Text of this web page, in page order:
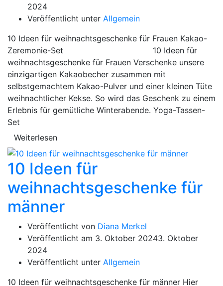
2024
Veröffentlicht unter Allgemein
10 Ideen für weihnachtsgeschenke für Frauen Kakao-
Zeremonie-Set 10 Ideen für
weihnachtsgeschenke für Frauen Verschenke unsere
einzigartigen Kakaobecher zusammen mit
selbstgemachtem Kakao-Pulver und einer kleinen Tüte
weihnachtlicher Kekse. So wird das Geschenk zu einem
Erlebnis für gemütliche Winterabende. Yoga-Tassen-
Set
Weiterlesen
10 Ideen für
weihnachtsgeschenke für
männer
Veröffentlicht von Diana Merkel
Veröffentlicht am 3. Oktober 20243. Oktober
2024
Veröffentlicht unter Allgemein
10 Ideen für weihnachtsgeschenke für männer Hier